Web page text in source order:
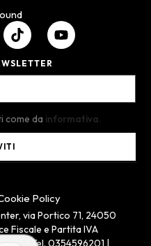
come da informativa.
Policy
via Portico 71, 24050
Fiscale e Partita IVA
| Tel. 0354596201 |